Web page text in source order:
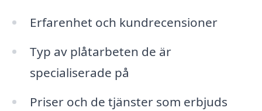
Erfarenhet och kundrecensioner
Typ av plåtarbeten de är
specialiserade på
Priser och de tjänster som erbjuds